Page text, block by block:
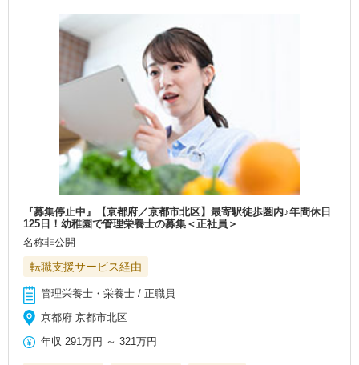
『募集停止中』【京都府／京都市北区】最寄駅徒歩圏内♪年間休日
125日！幼稚園で管理栄養士の募集＜正社員＞
名称非公開
転職支援サービス経由
管理栄養士・栄養士 / 正職員
京都府 京都市北区
年収 291万円 ～321万円